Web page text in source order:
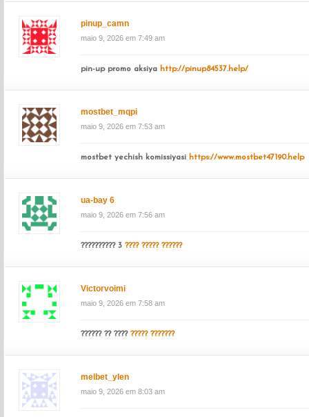
pinup_camn
maio 9, 2026 em 7:49 am
pin-up promo aksiya http://pinup84537.help/
mostbet_mqpi
maio 9, 2026 em 7:53 am
mostbet yechish komissiyasi https://www.mostbet47190.help
ua-bay 6
maio 9, 2026 em 7:56 am
?????????? 3 ???? ????? ??????
Victorvoimi
maio 9, 2026 em 7:58 am
?????? ?? ???? ????? ???????
melbet_ylen
maio 9, 2026 em 8:03 am